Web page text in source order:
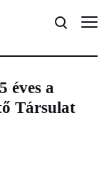
éves a
Társulat